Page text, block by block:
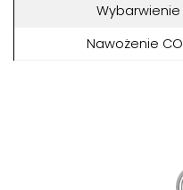
Wybarwienie
Nawożenie